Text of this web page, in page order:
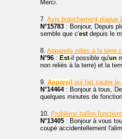
Merci.
7. Avis branchement plaque
N°15783 : Bonjour, Depuis
semble que c'estdepuis le
8. Appareils reliés à la terre
N°96 : Est-il possible qu'un
non reliés à la terre) et la
9. Appareil qui fait sauter le
N°14464: Bonjour à tous,
quelques minutes de
10. Problème ballon
N°13405 : Bonjour à vous
coupé accidentellement